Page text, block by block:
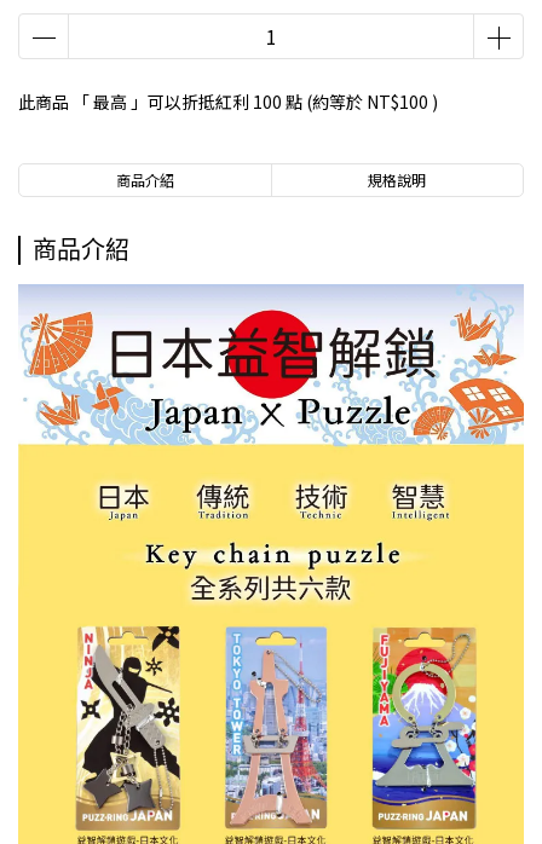
此商品 「 最高 」可以折抵紅利 100 點 (約等於 NT$100 )
商品介紹 規格說明
商品介紹